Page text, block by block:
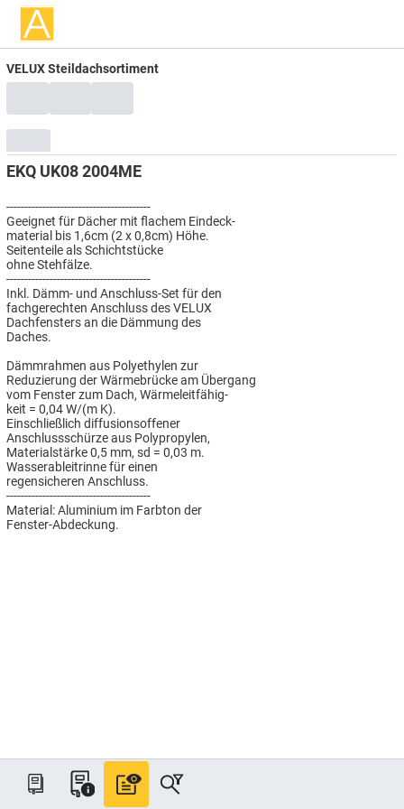
VELUX Steildachsortiment
EKQ UK08 2004ME
----------------------------------------
Geeignet für Dächer mit flachem Eindeck-
material bis 1,6cm (2 x 0,8cm) Höhe.
Seitenteile als Schichtstücke
ohne Stehfälze.
----------------------------------------
Inkl. Dämm- und Anschluss-Set für den
fachgerechten Anschluss des VELUX
Dachfensters an die Dämmung des
Daches.
Dämmrahmen aus Polyethylen zur
Reduzierung der Wärmebrücke am Übergang
vom Fenster zum Dach, Wärmeleitfähig-
keit = 0,04 W/(m K).
Einschließlich diffusionsoffener
Anschlussschürze aus Polypropylen,
Materialstärke 0,5 mm, sd = 0,03 m.
Wasserableitrinne für einen
regensicheren Anschluss.
----------------------------------------
Material: Aluminium im Farbton der
Fenster-Abdeckung.